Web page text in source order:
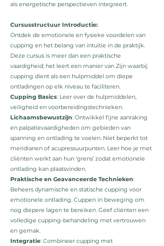
als energetische perspectieven integreert.
Cursusstructuur Introductie:
Ontdek de emotionele en fysieke voordelen van
cupping en het belang van intuïtie in de praktijk.
Deze cursus is meer dan een praktische
vaardigheid; het leert een manier van Zijn waarbij
cupping dient als een hulpmiddel om diepe
ontladingen op elk niveau te faciliteren.
Cupping Basics: Leer over de hulpmiddelen,
veiligheid en voorbereidingstechnieken.
Lichaamsbewustzijn: Ontwikkel fijne aanraking
en palpatievaardigheden om gebieden van
spanning en ontlading te voelen. Niet beperkt tot
meridianen of acupressuurpunten. Leer hoe je met
cliënten werkt aan hun ‘grens’ zodat emotionele
ontlading kan plaatsvinden.
Praktische en Geavanceerde Technieken:
Beheers dynamische en statische cupping voor
emotionele ontlading. Cuppen in beweging om
nog diepere lagen te bereiken. Geef cliënten een
volledige cupping-behandeling met vertrouwen
en gemak.
Integratie: Combineer cupping met